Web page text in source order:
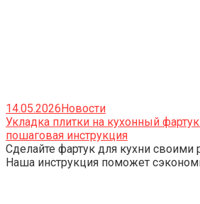
14.05.2026Новости
Укладка плитки на кухонный
пошаговая инструкция
Сделайте фартук для кухни своими
Наша инструкция поможет